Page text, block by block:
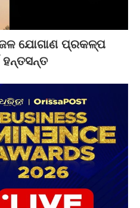
ଜଳ ଯୋଗାଣ ପ୍ରକଳ୍ପ